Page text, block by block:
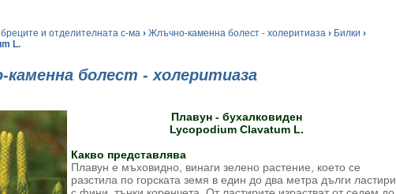
и отделителната с-ма › Жлъчно-каменна болест - холеритиаза › Билки ›
L.
каменна болест - холеритиаза
Плавун - бухалковиден
Lycopodium Clavatum L.
Какво представлява
Плавун е мъховидно, винаги зелено растение, което се
разстила по горската земя в един до два метра дълги ластири